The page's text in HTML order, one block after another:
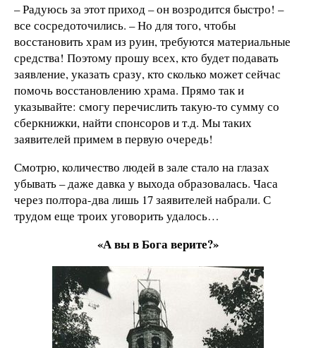
– Радуюсь за этот приход – он возродится быстро! –
все сосредоточились. – Но для того, чтобы
восстановить храм из руин, требуются материальные
средства! Поэтому прошу всех, кто будет подавать
заявление, указать сразу, кто сколько может сейчас
помочь восстановлению храма. Прямо так и
указывайте: смогу перечислить такую-то сумму со
сберкнижки, найти спонсоров и т.д. Мы таких
заявителей примем в первую очередь!
Смотрю, количество людей в зале стало на глазах
убывать – даже давка у выхода образовалась. Часа
через полтора-два лишь 17 заявителей набрали. С
трудом еще троих уговорить удалось…
«А вы в Бога верите?»